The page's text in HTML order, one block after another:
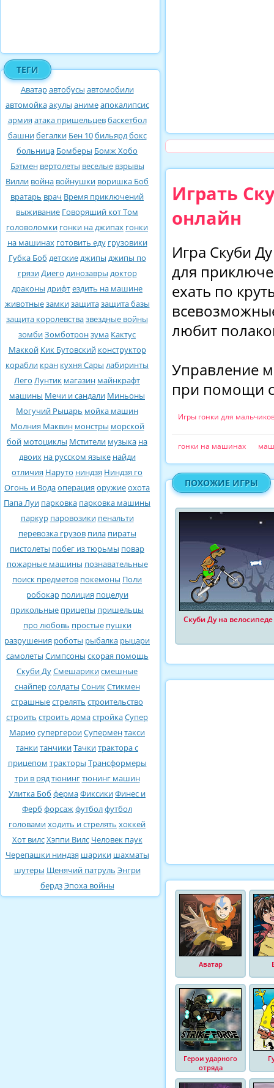
ТЕГИ
Аватаравтобусы автомобили
автомойкаакулы анимеапокалипсис
армия атака пришельцевбаскетбол
башнибегалки Бен 10бильярдбокс
больница Бомберы Бомж Хобо
Бэтмен вертолеты веселые взрывы
Вилли война войнушки воришка Боб
вратарь врач Время приключений
выживание Говорящий кот Том
головоломки гонки на джипах гонки
на машинах готовить еду грузовики
Губка Боб детскиеджипы джипы по
грязиДиего динозавры доктор
драконы дрифтездить на машине
животныезамкизащитазащита базы
защита королевствазвездные войны
зомбиЗомботронзума Кактус
Маккой Кик Бутовский конструктор
корабли кран кухня Сары лабиринты
Лего Лунтик магазин майнкрафт
машины Мечи и сандали Миньоны
Могучий Рыцарь мойка машин
Молния Маквин монстры морской
бой мотоциклы Мстители музыка на
двоих на русском языке найди
отличия Наруто ниндзя Ниндзя го
Огонь и Водаоперация оружиеохота
Папа Луи парковка парковка машины
паркур паровозики пенальти
перевозка грузов пила пираты
пистолеты побег из тюрьмы повар
пожарные машины познавательные
поиск предметов покемоны Поли
робокар полиция поцелуи
прикольные прицепы пришельцы
про любовь простые пушки
разрушения роботы рыбалка рыцари
самолеты Симпсоны скорая помощь
Скуби ДуСмешарикисмешные
снайперсолдаты СоникСтикмен
страшныестрелять строительство
строить строить домастройкаСупер
Марио супергероиСуперментакси
танкитанчикиТачкитрактора с
прицепом тракторы Трансформеры
три в рядтюнингтюнинг машин
Улитка Боб фермаФиксикиФинес и
Ферб форсажфутболфутбол
головамиходить и стрелять хоккей
Хот вилсХэппи Вилс Человек паук
Черепашки ниндзя шарики шахматы
шутеры Щенячий патруль Энгри
бердзЭпоха войны
Играть
онлайн
Игра Скуби
для
ехать по
любит
Управление
при помощи
Игры гонки для
гонки на машинах
ПОХОЖИЕ ИГРЫ
Скуби Ду на велосипеде
Аватар
Герои ударного
отряда